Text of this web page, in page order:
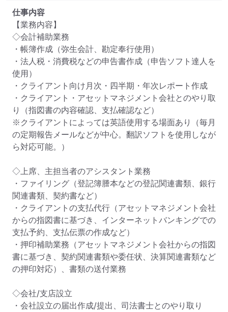
仕事内容
【業務内容】
◇会計補助業務
・帳簿作成（弥生会計、勘定奉行使用）
・法人税・消費税などの申告書作成（申告ソフト達人を
使用）
・クライアント向け月次・四半期・年次レポート作成
・クライアント・アセットマネジメント会社とのやり取
り（指図書の内容確認、支払確認など）
※クライアントによっては英語使用する場面あり（毎月
の定期報告メールなどが中心。翻訳ソフトを使用しなが
ら対応可能。）
◇上席、主担当者のアシスタント業務
・ファイリング（登記簿謄本などの登記関連書類、銀行
関連書類、契約書など）
・クライアントの支払代行（アセットマネジメント会社
からの指図書に基づき、インターネットバンキングでの
支払予約、支払伝票の作成など）
・押印補助業務（アセットマネジメント会社からの指図
書に基づき、契約関連書類や委任状、決算関連書類など
の押印対応）、書類の送付業務
◇会社/支店設立
・会社設立の届出作成/提出、司法書士とのやり取り